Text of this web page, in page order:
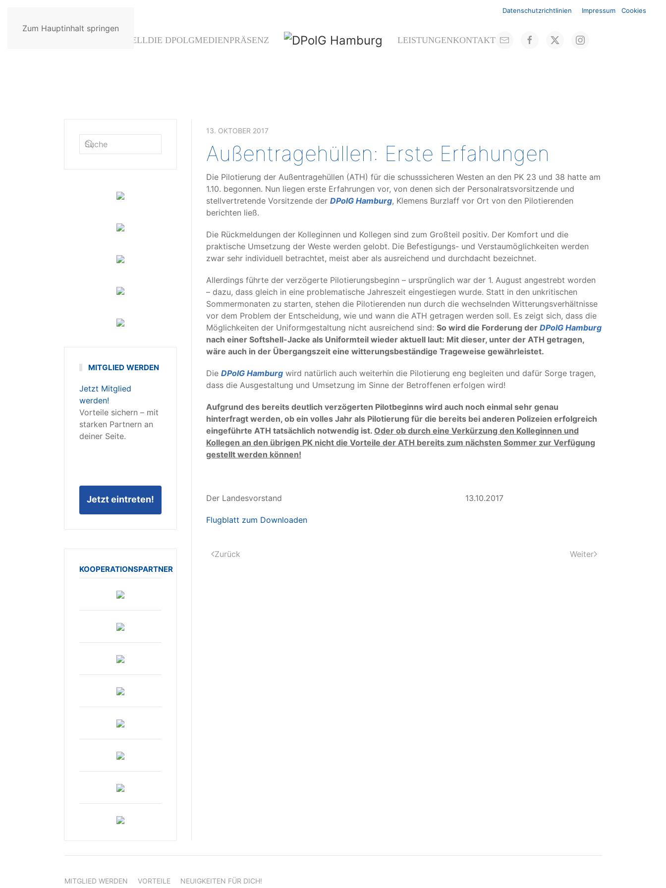
Zum Hauptinhalt springen
Datenschutzrichtlinien Impressum Cookies
AKTUELLDIE DPOLGMEDIENPRÄSENZ LEISTUNGENKONTAKT
13. OKTOBER 2017
Außentragehüllen: Erste Erfahungen
Die Pilotierung der Außentragehüllen (ATH) für die schusssicheren Westen an den PK 23 und 38 hatte am
1.10. begonnen. Nun liegen erste Erfahrungen vor, von denen sich der Personalratsvorsitzende und
stellvertretende Vorsitzende der DPolG Hamburg, Klemens Burzlaff vor Ort von den Pilotierenden
berichten ließ.
Die Rückmeldungen der Kolleginnen und Kollegen sind zum Großteil positiv. Der Komfort und die
praktische Umsetzung der Weste werden gelobt. Die Befestigungs- und Verstaumöglichkeiten werden
zwar sehr individuell betrachtet, meist aber als ausreichend und durchdacht bezeichnet.
Allerdings führte der verzögerte Pilotierungsbeginn – ursprünglich war der 1. August angestrebt worden
– dazu, dass gleich in eine problematische Jahreszeit eingestiegen wurde. Statt in den unkritischen
Sommermonaten zu starten, stehen die Pilotierenden nun durch die wechselnden Witterungsverhältnisse
vor dem Problem der Entscheidung, wie und wann die ATH getragen werden soll. Es zeigt sich, dass die
Möglichkeiten der Uniformgestaltung nicht ausreichend sind: So wird die Forderung der DPolG Hamburg
nach einer Softshell-Jacke als Uniformteil wieder aktuell laut: Mit dieser, unter der ATH getragen,
wäre auch in der Übergangszeit eine witterungsbeständige Trageweise gewährleistet.
Die DPolG Hamburgwird natürlich auch weiterhin die Pilotierung eng begleiten und dafür Sorge tragen,
dass die Ausgestaltung und Umsetzung im Sinne der Betroffenen erfolgen wird!
Aufgrund des bereits deutlich verzögerten Pilotbeginns wird auch noch einmal sehr genau
hinterfragt werden, ob ein volles Jahr als Pilotierung für die bereits bei anderen Polizeien erfolgreich
eingeführte ATH tatsächlich notwendig ist. Oder ob durch eine Verkürzung den Kolleginnen und
Kollegen an den übrigen PK nicht die Vorteile der ATH bereits zum nächsten Sommer zur Verfügung
gestellt werden können!
Der Landesvorstand 13.10.2017
Flugblatt zum Downloaden
Zurück Weiter
MITGLIED WERDEN
Jetzt Mitglied
werden!
Vorteile sichern – mit
starken Partnern an
deiner Seite.
Jetzt eintreten!
KOOPERATIONSPARTNER
MITGLIED WERDEN VORTEILE NEUIGKEITEN FÜR DICH!